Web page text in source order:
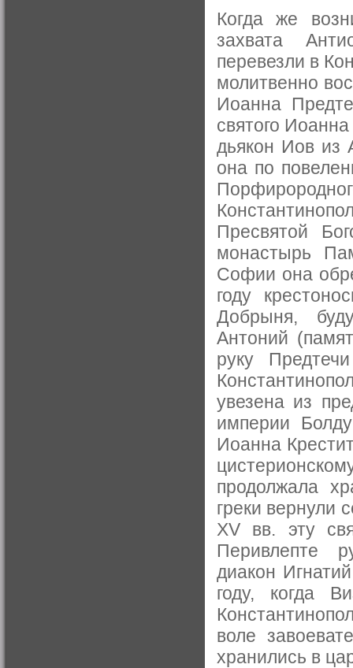
Когда же
захвата
перевезли в
молитвенно
Иоанна
святого
дьякон Иов из
она по
Пресвятой
монастырь
Софии она
году
Добрыня,
Антоний
руку
увезена из
империи
Иоанна
продолжала
греки вернули
XV вв. эту
Перивлепте
диакон
году, когда
воле
хранились в